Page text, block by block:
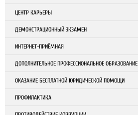
ЦЕНТР КАРЬЕРЫ
ДЕМОНСТРАЦИОННЫЙ ЭКЗАМЕН
ИНТЕРНЕТ-ПРИЁМНАЯ
ДОПОЛНИТЕЛЬНОЕ ПРОФЕССИОНАЛЬНОЕ ОБРАЗОВАНИЕ
ОКАЗАНИЕ БЕСПЛАТНОЙ ЮРИДИЧЕСКОЙ ПОМОЩИ
ПРОФИЛАКТИКА